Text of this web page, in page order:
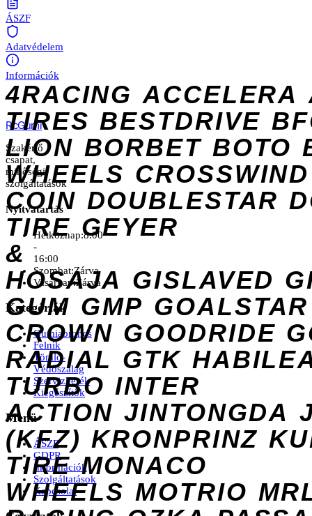
ÁSZF
Adatvédelem
Információk
4RACING ACCELERA
TIRES BESTDRIVE
LION BORBET BOTO
WHEELS CROSSWIND
COIN DOUBLESTAR
TIRE GEYER
&
HOSAJA GISLAVED
GUM GMP GOALSTAR
CROWN GOODRIDE
RADIAL GTK
TURBO INTER
ACTION JINTONGDA
(KFZ) KRONPRINZ
TIRE MONACO
WHEELS MOTRIO
RcGumi
Szakértő
csapat,
minőségi
szolgáltatások
Nyitvatartás
Hétköznap:8:00
-
16:00
Szombat:Zárva
Vasárnap:Zárva
Kategóriák
Gumiabroncs
Felnik
Tömlő-
Védőszalag
Szervizkerék
Kiegészítők
Menü
ÁSZF
GDPR
Információk
Szolgáltatások
Kapcsolat